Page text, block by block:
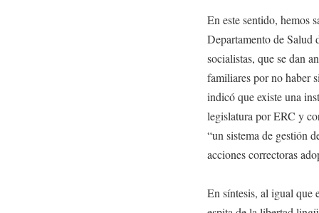
En este sentido, hemos
Departamento de Salud
socialistas, que se dan
familiares por no haber
indicó que existe una
legislatura por ERC y
“un sistema de gestión
acciones correctoras
En síntesis, al igual que